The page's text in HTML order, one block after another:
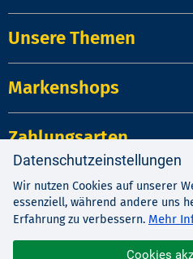
Unsere Themen
Markenshops
Zahlungsarten
Impressum |
Datenschutzeinstellungen
Wir nutzen Cookies auf unserer
essenziell, während andere uns
Erfahrung zu verbessern. Mehr
Cookies